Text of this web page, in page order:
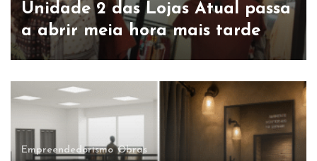
Unidade 2 das Lojas Atual passa
a abrir meia hora mais tarde
Empreendedorismo Obras